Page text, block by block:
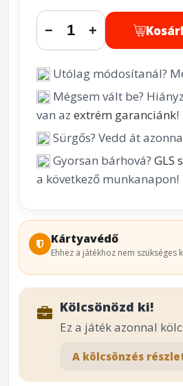
− +
Utólag módosítanál?
Mégsem vált be?
van az extrém garanciánk!
Sürgős? Vedd át
Gyorsan bárhová? GLS
a következő munkanapon!
Kártyavédő
Ehhez a játékhoz nem szükséges
Kölcsönözd ki!
Ez a játék azonnal
A kölcsönzés